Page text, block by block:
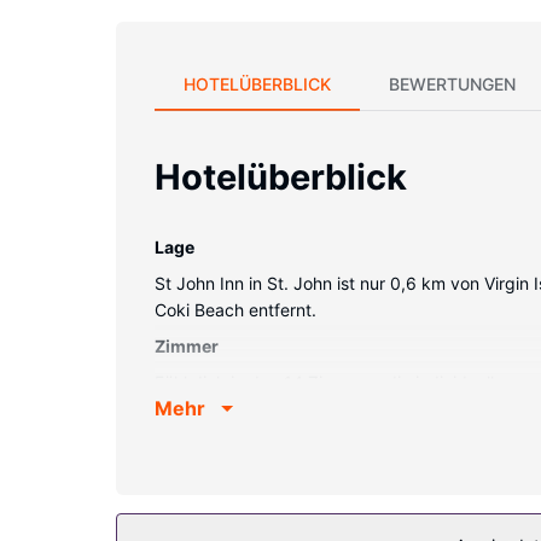
HOTELÜBERBLICK BEWERTUNGEN
Hotelüberblick
Lage
St John Inn in St. John ist nur 0,6 km von Virgin
Coki Beach entfernt.
Zimmer
Memory-Foam-Bett mit hochwertige Bettwaren
die dieses Hotel bietet, gehören zudem
Mehr